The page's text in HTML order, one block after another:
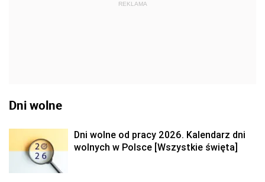
REKLAMA
Dni wolne
Dni wolne od pracy 2026. Kalendarz dni
wolnych w Polsce [Wszystkie święta]